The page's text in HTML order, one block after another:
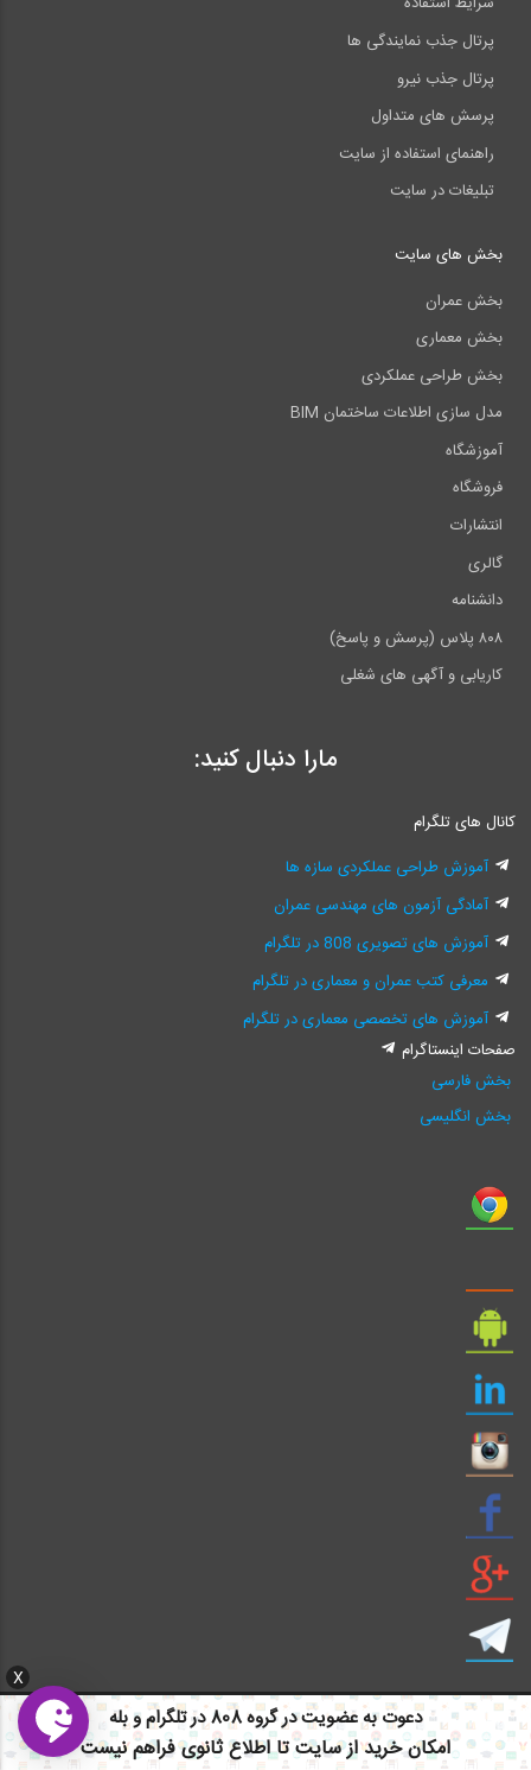
X
دعوت به عضویت در گروه 808 در تلگرام و بله
امکان خرید از سایت تا اطلاع ثانوی فراهم نیست
پرتال جذب نمایندگی ها
پرتال جذب نیرو
پرسش های متداول
راهنمای استفاده از سایت
تبلیغات در سایت
بخش های سایت
بخش عمران
بخش معماری
بخش طراحی عملکردی
مدل سازی اطلاعات ساختمان BIM
آموزشگاه
فروشگاه
انتشارات
گالری
دانشنامه
۸۰۸ پلاس (پرسش و پاسخ)
کاریابی و آگهی های شغلی
مارا دنبال کنید:
کانال های تلگرام
آموزش طراحی عملکردی سازه ها
آمادگی آزمون های مهندسی عمران
آموزش های تصویری 808 در تلگرام
معرفی کتب عمران و معماری در تلگرام
آموزش های تخصصی معماری در تلگرام
صفحات اینستاگرام
بخش فارسی
بخش انگلیسی
ایمیل: info civil808.com | ایمیل: saze808 gmail.com